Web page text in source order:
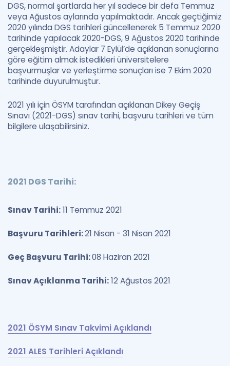
DGS, normal şartlarda her yıl sadece bir defa Temmuz
veya Ağustos aylarında yapılmaktadır. Ancak geçtiğimiz
2020 yılında DGS tarihleri güncellenerek 5 Temmuz 2020
tarihinde yapılacak 2020-DGS, 9 Ağustos 2020 tarihinde
gerçekleşmiştir. Adaylar 7 Eylül’de açıklanan sonuçlarına
göre eğitim almak istedikleri üniversitelere
başvurmuşlar ve yerleştirme sonuçları ise 7 Ekim 2020
tarihinde duyurulmuştur.
2021 yılı için ÖSYM tarafından açıklanan Dikey Geçiş
Sınavı (2021-DGS) sınav tarihi, başvuru tarihleri ve tüm
bilgilere ulaşabilirsiniz.
2021 DGS Tarihi:
Sınav Tarihi:11 Temmuz 2021
Başvuru Tarihleri:21 Nisan - 31 Nisan 2021
Geç Başvuru Tarihi:08 Haziran 2021
Sınav Açıklanma Tarihi:12 Ağustos 2021
2021 ÖSYM Sınav Takvimi Açıklandı
2021 ALES Tarihleri Açıklandı